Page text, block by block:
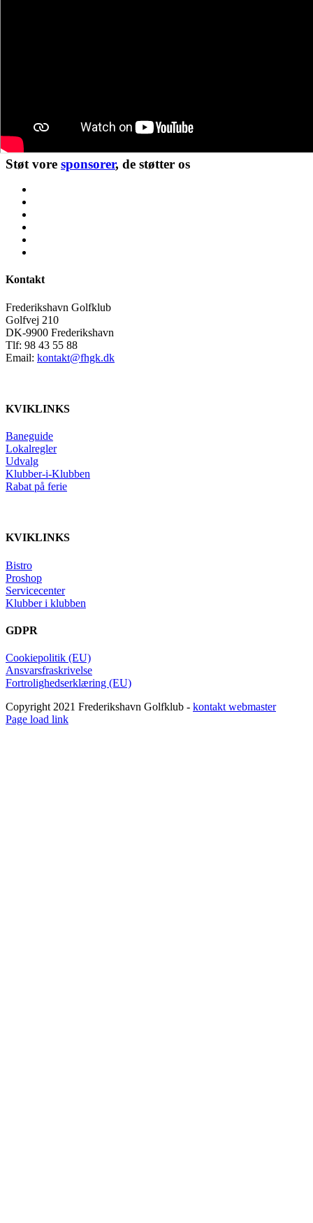
Støt vore sponsorer, de støtter os
Kontakt
Frederikshavn Golfklub
Golfvej 210
DK-9900 Frederikshavn
Tlf: 98 43 55 88
Email: kontakt@fhgk.dk
KVIKLINKS
Baneguide
Lokalregler
Udvalg
Klubber-i-Klubben
Rabat på ferie
KVIKLINKS
Bistro
Proshop
Servicecenter
Klubber i klubben
GDPR
Cookiepolitik (EU)
Ansvarsfraskrivelse
Fortrolighedserklæring (EU)
Copyright 2021 Frederikshavn Golfklub - kontakt webmaster
Page load link